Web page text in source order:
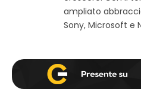
ampliato
Sony, Microsoft e